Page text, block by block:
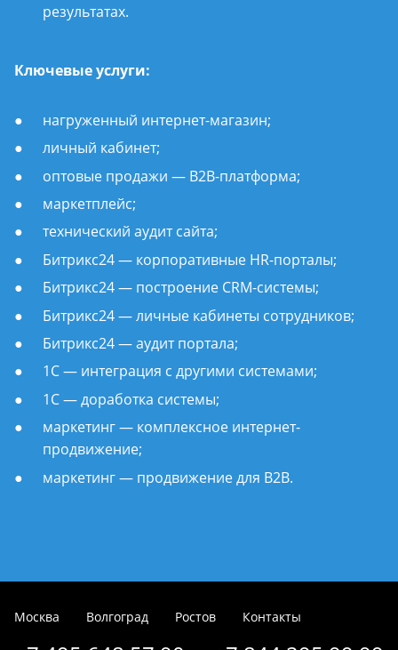
результатах.
Ключевые услуги:
нагруженный интернет-магазин;
личный кабинет;
оптовые продажи — B2B-платформа;
маркетплейс;
технический аудит сайта;
Битрикс24 — корпоративные HR-порталы;
Битрикс24 — построение CRM-системы;
Битрикс24 — личные кабинеты сотрудников;
Битрикс24 — аудит портала;
1С — интеграция с другими системами;
1С — доработка системы;
маркетинг — комплексное интернет-
продвижение;
маркетинг — продвижение для B2B.
Москва Волгоград Ростов Контакты